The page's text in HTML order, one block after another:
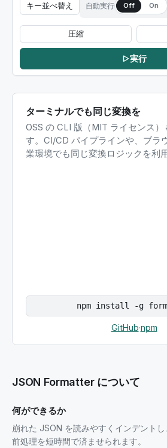
キー並べ替え 自動実行 Off On
圧縮
実行
ターミナルでも同じ変換を
OSS の CLI 版（MIT ライセンス）
す。CI/CD パイプラインや、ブラ
業環境でも同じ変換ロジックを利
npm install -g
GitHub·npm
JSON Formatter について
何ができるか
崩れた JSON を読みやすくインデント
前処理を短時間で済ませられます。